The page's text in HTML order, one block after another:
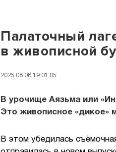
Палаточный
в живописной
2025.08.08 19:01:05
В урочище Аязьма или
Это живописное «дикое»
В этом убедилась